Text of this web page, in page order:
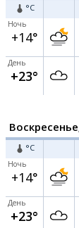
°C
Ночь
+14°
День
+23°
°C
Ночь
+14°
День
+23°